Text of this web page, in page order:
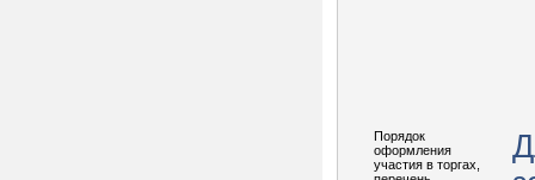
Порядок
оформления
участия в торгах,